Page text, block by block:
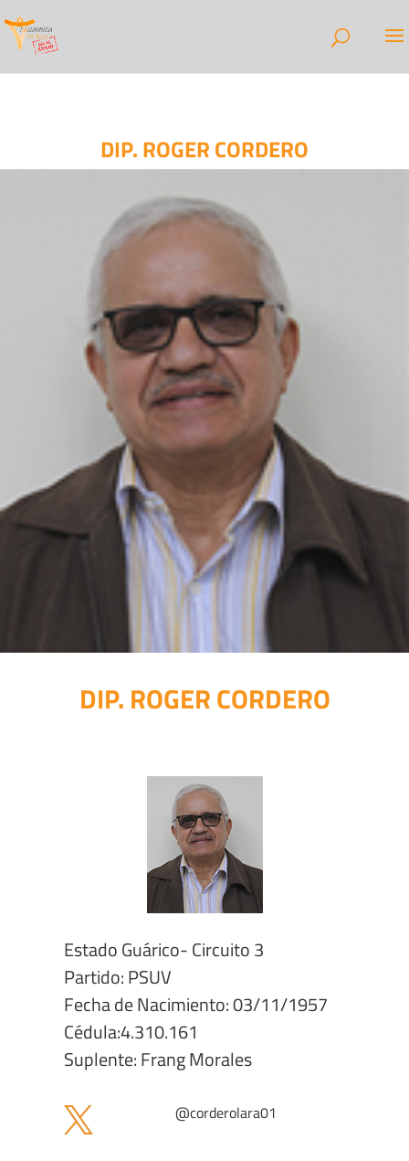
DIP. ROGER CORDERO
DIP. ROGER CORDERO
Estado Guárico- Circuito 3
Partido: PSUV
Fecha de Nacimiento: 03/11/1957
Cédula:4.310.161
Suplente: Frang Morales
 @corderolara01